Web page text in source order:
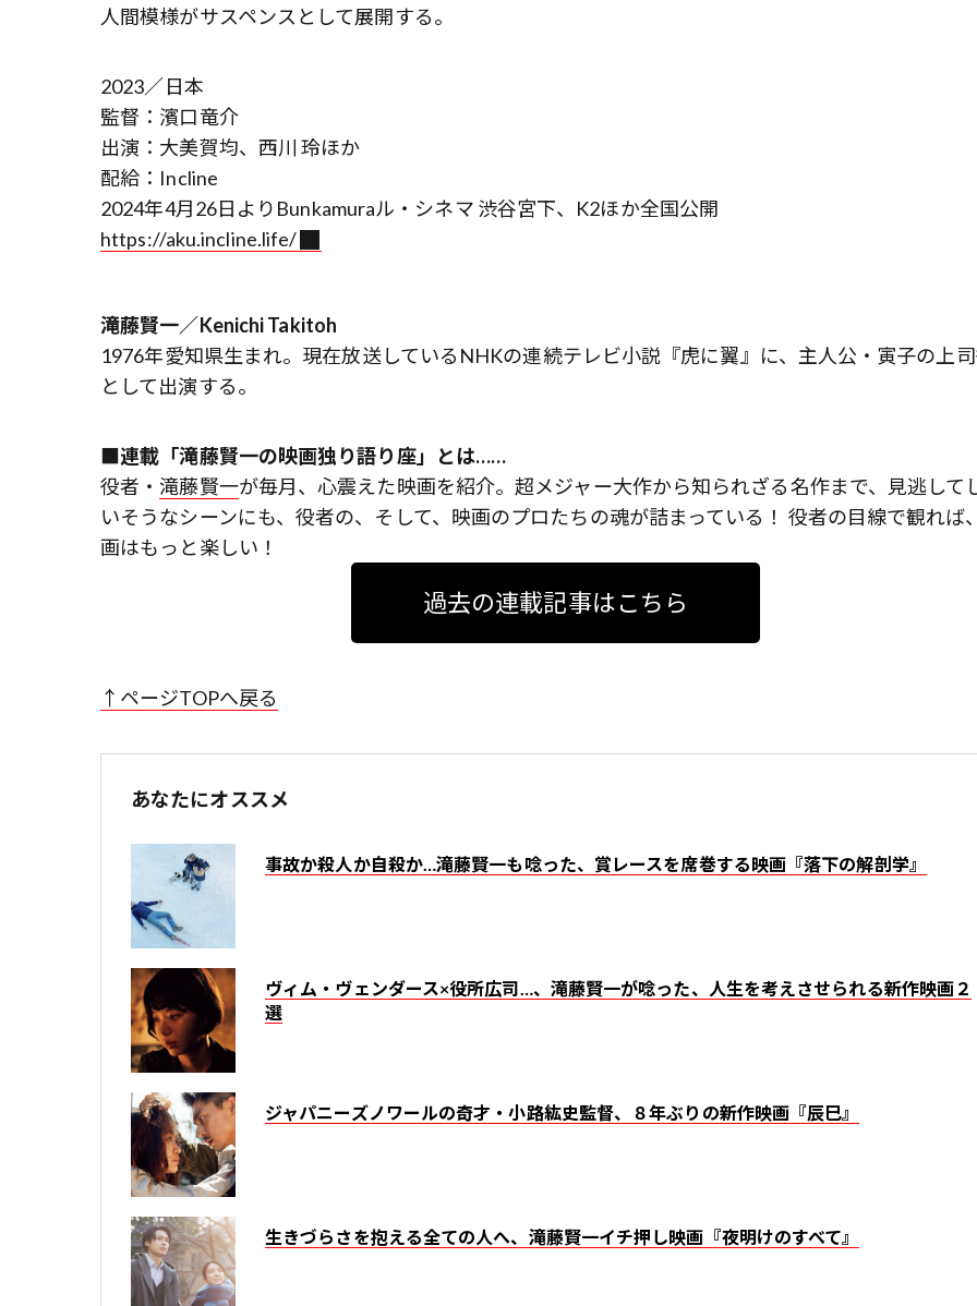
人間模様がサスペンスとして展開する。
2023／日本
監督：濱口竜介
出演：大美賀均、西川 玲ほか
配給：Incline
2024年4月26日よりBunkamuraル・シネマ 渋谷宮下、K2ほか全国公開
https://aku.incline.life/
滝藤賢一／Kenichi Takitoh
1976年愛知県生まれ。現在放送しているNHKの連続テレビ小説『虎に翼』に、主人公・寅子の上
として出演する。
■連載「滝藤賢一の映画独り語り座」とは……
役者・滝藤賢一が毎月、心震えた映画を紹介。超メジャー大作から知られざる名作まで、見逃して
いそうなシーンにも、役者の、そして、映画のプロたちの魂が詰まっている！ 役者の目線で観れば
画はもっと楽しい！
過去の連載記事はこちら
↑ページTOPへ戻る
あなたにオススメ
事故か殺人か自殺か…滝藤賢一も唸った、賞レースを席巻する映画『落下の解剖学』
ヴィム・ヴェンダース×役所広司…、滝藤賢一が唸った、人生を考えさせられる新作映画２
選
ジャパニーズノワールの奇才・小路紘史監督、８年ぶりの新作映画『辰巳』
生きづらさを抱える全ての人へ、滝藤賢一イチ押し映画『夜明けのすべて』